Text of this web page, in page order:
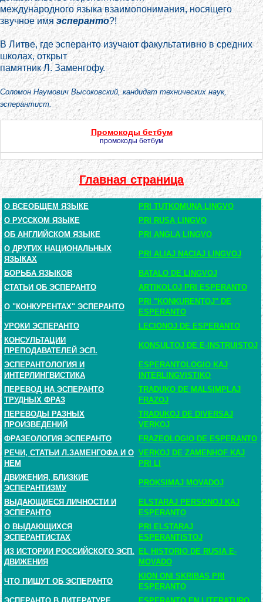
международного языка взаимопонимания, носящего
звучное имя эсперанто?!
В Литве, где эсперанто изучают факультативно в средних
школах, открыт
памятник Л. Заменгофу.
Соломон Наумович Высоковский, кандидат технических наук,
эсперантист.
Промокоды бетбум
промокоды бетбум
Главная страница
О ВСЕОБЩЕМ ЯЗЫКЕ
PRI TUTKOMUNA LINGVO
О РУССКОМ ЯЗЫКЕ
PRI RUSA LINGVO
ОБ АНГЛИЙСКОМ ЯЗЫКЕ
PRI ANGLA LINGVO
О ДРУГИХ НАЦИОНАЛЬНЫХ
ЯЗЫКАХ
PRI ALIAJ NACIAJ LINGVOJ
БОРЬБА ЯЗЫКОВ
BATALO DE LINGVOJ
СТАТЬИ ОБ ЭСПЕРАНТО
ARTIKOLOJ PRI ESPERANTO
О "КОНКУРЕНТАХ" ЭСПЕРАНТО
PRI "KONKURENTOJ" DE
ESPERANTO
УРОКИ ЭСПЕРАНТО
LECIONOJ DE ESPERANTO
КОНСУЛЬТАЦИИ
ПРЕПОДАВАТЕЛЕЙ ЭСП.
KONSULTOJ DE E-INSTRUISTOJ
ЭСПЕРАНТОЛОГИЯ И
ИНТЕРЛИНГВИСТИКА
ESPERANTOLOGIO KAJ
INTERLINGVISTIKO
ПЕРЕВОД НА ЭСПЕРАНТО
ТРУДНЫХ ФРАЗ
TRADUKO DE MALSIMPLAJ
FRAZOJ
ПЕРЕВОДЫ РАЗНЫХ
ПРОИЗВЕДЕНИЙ
TRADUKOJ DE DIVERSAJ
VERKOJ
ФРАЗЕОЛОГИЯ ЭСПЕРАНТО
FRAZEOLOGIO DE ESPERANTO
РЕЧИ, СТАТЬИ Л.ЗАМЕНГОФА И О
НЕМ
VERKOJ DE ZAMENHOF KAJ
PRI LI
ДВИЖЕНИЯ, БЛИЗКИЕ
ЭСПЕРАНТИЗМУ
PROKSIMAJ MOVADOJ
ВЫДАЮЩИЕСЯ ЛИЧНОСТИ И
ЭСПЕРАНТО
ELSTARAJ PERSONOJ KAJ
ESPERANTO
О ВЫДАЮЩИХСЯ
ЭСПЕРАНТИСТАХ
PRI ELSTARAJ
ESPERANTISTOJ
ИЗ ИСТОРИИ РОССИЙСКОГО ЭСП.
ДВИЖЕНИЯ
EL HISTORIO DE RUSIA E-
MOVADO
ЧТО ПИШУТ ОБ ЭСПЕРАНТО
KION ONI SKRIBAS PRI
ESPERANTO